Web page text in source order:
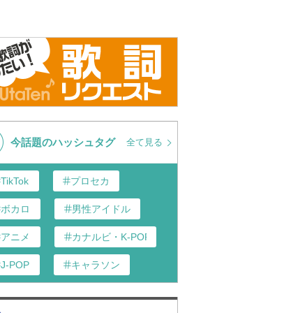
今話題のハッシュタグ 全て見る
TikTok プロセカ
ボカロ 男性アイドル
アニメ カナルビ・K-POP和訳
J-POP キャラソン